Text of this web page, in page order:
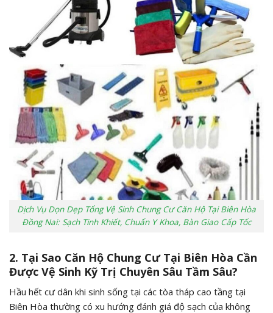
Dịch Vụ Dọn Dẹp Tổng Vệ Sinh Chung Cư Căn Hộ Tại Biên Hòa
Đồng Nai: Sạch Tinh Khiết, Chuẩn Y Khoa, Bàn Giao Cấp Tốc
2. Tại Sao Căn Hộ Chung Cư Tại Biên Hòa Cần
Được Vệ Sinh Kỹ Trị Chuyên Sâu Tầm Sâu?
Hầu hết cư dân khi sinh sống tại các tòa tháp cao tầng tại
Biên Hòa thường có xu hướng đánh giá độ sạch của không